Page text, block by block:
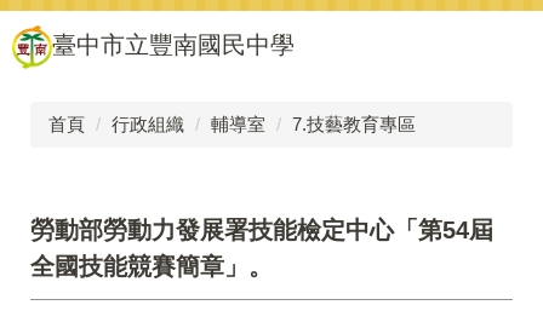
跳
到
主
臺中市立豐南國民中學
首頁 行政組織 輔導室 7.技藝教育專區
勞動部勞動力發展署技能檢定中心「第54屆
全國技能競賽簡章」。